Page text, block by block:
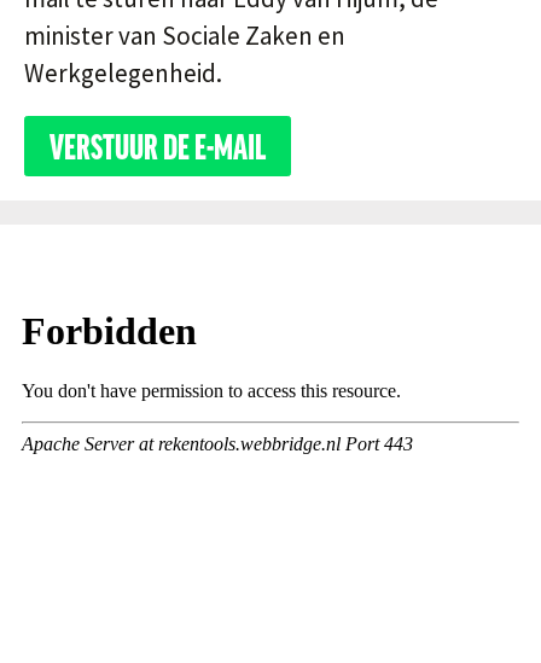
minister van Sociale Zaken en
Werkgelegenheid.
VERSTUUR DE E-MAIL